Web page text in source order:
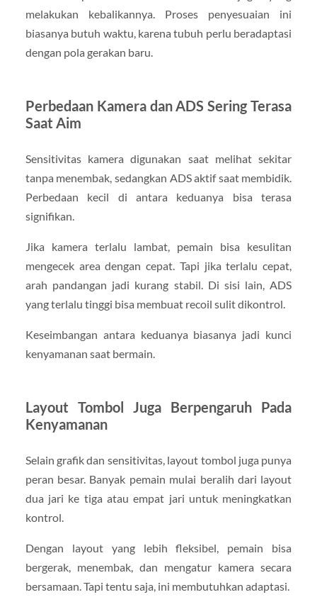
melakukan kebalikannya. Proses penyesuaian ini
biasanya butuh waktu, karena tubuh perlu beradaptasi
dengan pola gerakan baru.
Perbedaan Kamera dan ADS Sering Terasa
Saat Aim
Sensitivitas kamera digunakan saat melihat sekitar
tanpa menembak, sedangkan ADS aktif saat membidik.
Perbedaan kecil di antara keduanya bisa terasa
signifikan.
Jika kamera terlalu lambat, pemain bisa kesulitan
mengecek area dengan cepat. Tapi jika terlalu cepat,
arah pandangan jadi kurang stabil. Di sisi lain, ADS
yang terlalu tinggi bisa membuat recoil sulit dikontrol.
Keseimbangan antara keduanya biasanya jadi kunci
kenyamanan saat bermain.
Layout Tombol Juga Berpengaruh Pada
Kenyamanan
Selain grafik dan sensitivitas, layout tombol juga punya
peran besar. Banyak pemain mulai beralih dari layout
dua jari ke tiga atau empat jari untuk meningkatkan
kontrol.
Dengan layout yang lebih fleksibel, pemain bisa
bergerak, menembak, dan mengatur kamera secara
bersamaan. Tapi tentu saja, ini membutuhkan adaptasi.